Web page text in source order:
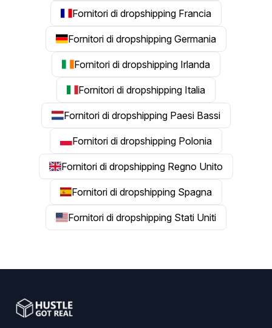
Fornitori di dropshipping Francia
Fornitori di dropshipping Germania
Fornitori di dropshipping Irlanda
Fornitori di dropshipping Italia
Fornitori di dropshipping Paesi Bassi
Fornitori di dropshipping Polonia
Fornitori di dropshipping Regno Unito
Fornitori di dropshipping Spagna
Fornitori di dropshipping Stati Uniti